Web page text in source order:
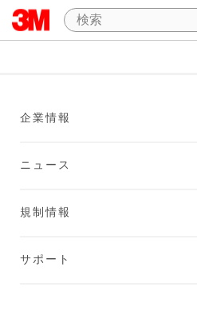
企業情報
ニュース
規制情報
サポート